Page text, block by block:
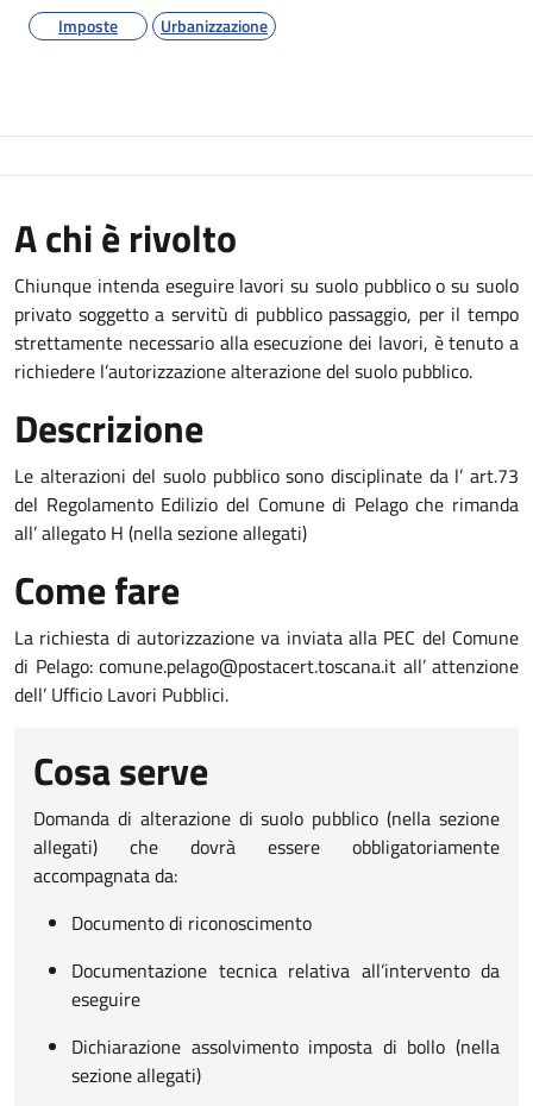
Imposte Urbanizzazione
A chi è rivolto
Chiunque intenda eseguire lavori su suolo pubblico o su suolo
privato soggetto a servitù di pubblico passaggio, per il tempo
strettamente necessario alla esecuzione dei lavori, è tenuto a
richiedere l’autorizzazione alterazione del suolo pubblico.
Descrizione
Le alterazioni del suolo pubblico sono disciplinate da l’ art.73
del Regolamento Edilizio del Comune di Pelago che rimanda
all’ allegato H (nella sezione allegati)
Come fare
La richiesta di autorizzazione va inviata alla PEC del Comune
di Pelago: comune.pelago@postacert.toscana.it all’ attenzione
dell’ Ufficio Lavori Pubblici.
Cosa serve
Domanda di alterazione di suolo pubblico (nella sezione
allegati) che dovrà essere obbligatoriamente
accompagnata da:
Documento di riconoscimento
Documentazione tecnica relativa all’intervento da
eseguire
Dichiarazione assolvimento imposta di bollo (nella
sezione allegati)